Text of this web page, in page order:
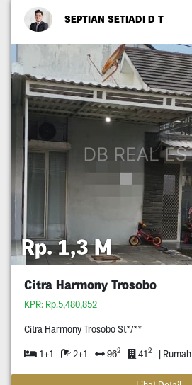
SEPTIAN SETIADI D T
Rp. 1,3 M
Citra Harmony Trosobo
KPR: Rp.5,480,852
Citra Harmony Trosobo St*/**
1+1 2+1 962 412 | Rumah